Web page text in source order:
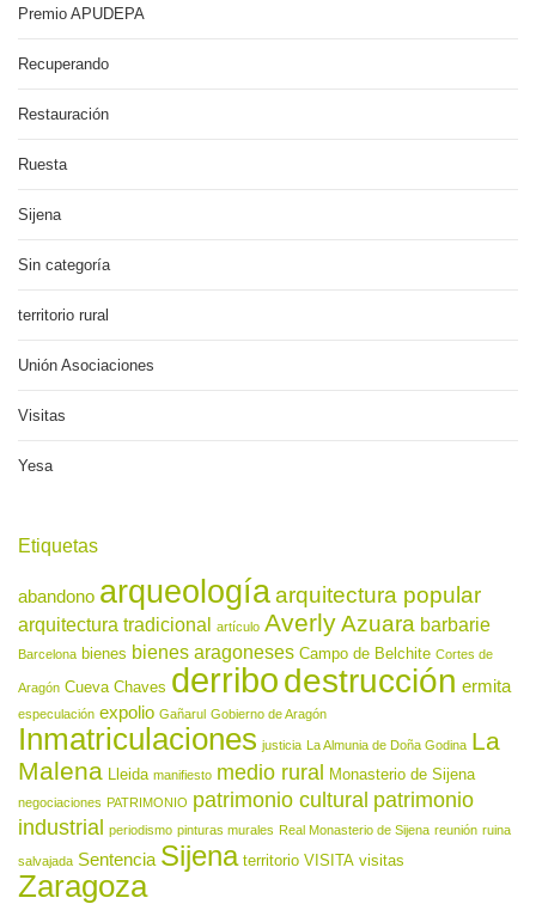
Premio APUDEPA
Recuperando
Restauración
Ruesta
Sijena
Sin categoría
territorio rural
Unión Asociaciones
Visitas
Yesa
Etiquetas
abandono arqueologíaarquitectura popular
arquitectura tradicional artículo AverlyAzuara barbarie
Barcelona bienes bienes aragoneses Campo de Belchite Cortes de
Aragón Cueva Chaves derribodestrucción ermita
especulación expolio Gañarul Gobierno de Aragón
Inmatriculaciones justicia La Almunia de Doña Godina La
Malena Lleida manifiesto medio rural Monasterio de Sijena
negociaciones PATRIMONIO patrimonio cultural patrimonio
industrial
periodismo pinturas murales Real Monasterio de Sijena reunión ruina
salvajada Sentencia Sijena territorio VISITA visitas
Zaragoza